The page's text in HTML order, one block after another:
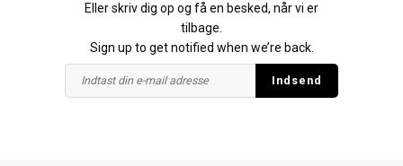
Eller skriv dig op og få en besked, når vi er
tilbage.
Sign up to get notified when we’re back.